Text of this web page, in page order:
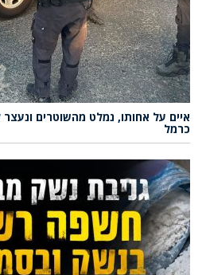
איים על אחותו, נמלט מהשוטרים
כרמל